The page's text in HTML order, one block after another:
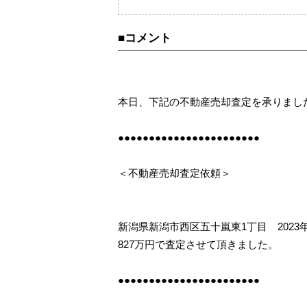
売却査定事例 購
■コメント
本日、下記の不動産売却査定を承りまし
●●●●●●●●●●●●●●●●●●●●●●●
＜不動産売却査定依頼＞
新潟県新潟市西区五十嵐東1丁目 2023
827万円で査定させて頂きました。
●●●●●●●●●●●●●●●●●●●●●●●